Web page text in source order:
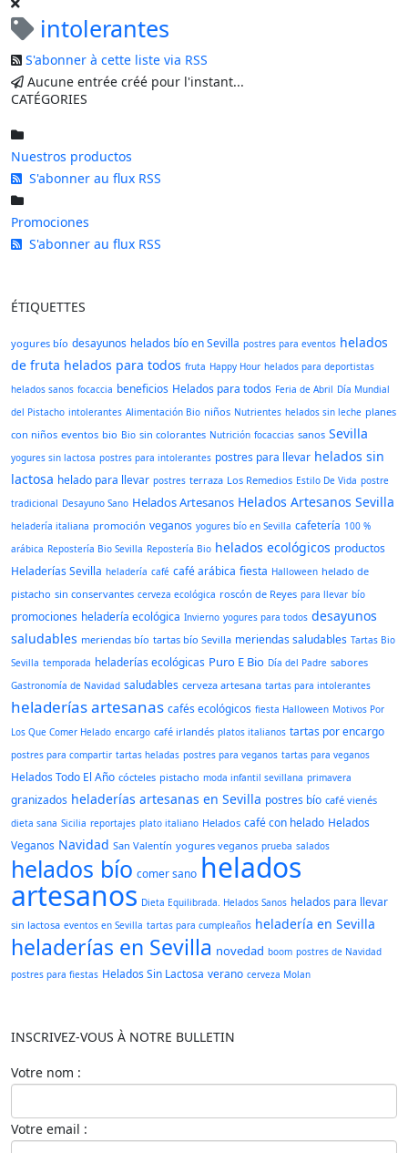
intolerantes
S'abonner à cette liste via RSS
Aucune entrée créé pour l'instant...
CATÉGORIES
Nuestros productos
S'abonner au flux RSS
Promociones
S'abonner au flux RSS
ÉTIQUETTES
yogures bío desayunos helados bío en Sevilla postres para eventos helados
de fruta helados para todos fruta Happy Hour helados para deportistas
helados sanos focaccia beneficios Helados para todos Feria de Abril Día Mundial
del Pistacho intolerantes Alimentación Bio niños Nutrientes helados sin leche planes
con niños eventos bio Bio sin colorantes Nutrición focaccias sanos Sevilla
yogures sin lactosa postres para intolerantes postres para llevar helados sin
lactosa helado para llevar postres terraza Los Remedios Estilo De Vida postre
tradicional Desayuno Sano Helados Artesanos Helados Artesanos Sevilla
heladería italiana promoción veganos yogures bío en Sevilla cafetería 100 %
arábica Repostería Bio Sevilla Repostería Bio helados ecológicos productos
Heladerías Sevilla heladería café café arábica fiesta Halloween helado de
pistacho sin conservantes cerveza ecológica roscón de Reyes para llevar bío
promociones heladería ecológica Invierno yogures para todos desayunos
saludables meriendas bío tartas bío Sevilla meriendas saludables Tartas Bio
Sevilla temporada heladerías ecológicas Puro E Bio Día del Padre sabores
Gastronomía de Navidad saludables cerveza artesana tartas para intolerantes
heladerías artesanas cafés ecológicos fiesta Halloween Motivos Por
Los Que Comer Helado encargo café irlandés platos italianos tartas por encargo
postres para compartir tartas heladas postres para veganos tartas para veganos
Helados Todo El Año cócteles pistacho moda infantil sevillana primavera
granizados heladerías artesanas en Sevilla postres bío café vienés
dieta sana Sicilia reportajes plato italiano Helados café con helado Helados
Veganos Navidad San Valentín yogures veganos prueba salados
helados bío comer sano helados
artesanos Dieta Equilibrada. Helados Sanos helados para llevar
sin lactosa eventos en Sevilla tartas para cumpleaños heladería en Sevilla
heladerías en Sevilla novedad boom postres de Navidad
postres para fiestas Helados Sin Lactosa verano cerveza Molan
INSCRIVEZ-VOUS À NOTRE BULLETIN
Votre nom :
Votre email :